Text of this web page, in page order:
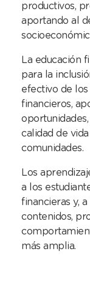
productivos,
aportando al
La educación
para la
efectivo de
financieros,
calidad de
comunidades.
Los
a los
financieras y,
contenidos,
más amplia.